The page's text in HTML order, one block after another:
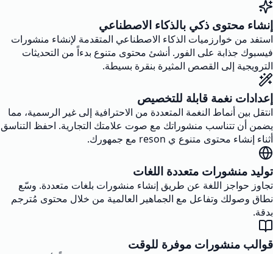
إنشاء محتوى ذكي بالذكاء الاصطناعي
استفد من خوارزميات الذكاء الاصطناعي المتقدمة لإنشاء منشورات
فيسبوك جذابة على الفور. أنشئ محتوى متنوع بدءاً من التحديثات
الترويجية إلى القصص المثيرة بنقرة بسيطة.
إعدادات نغمة قابلة للتخصيص
انتقل بين أنماط النغمة المتعددة من الاحترافية إلى غير الرسمية، مما
يضمن أن تتناسب منشوراتك مع صوت علامتك التجارية. احفظ التناسق
أثناء إنشاء محتوى متنوع ي reson مع جمهورك.
توليد منشورات متعددة اللغات
تجاوز حواجز اللغة عن طريق إنشاء منشورات بلغات متعددة. وسّع
نطاق وصولك وتفاعل مع الجماهير العالمية من خلال محتوى مُترجم
بدقة.
قوالب منشورات موفرة للوقت